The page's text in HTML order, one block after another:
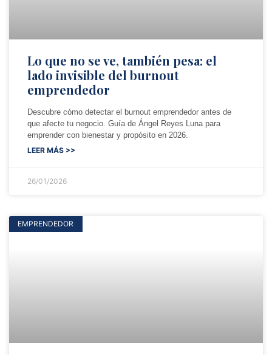
Lo que no se ve, también pesa: el
lado invisible del burnout
emprendedor
Descubre cómo detectar el burnout emprendedor antes de
que afecte tu negocio. Guía de Ángel Reyes Luna para
emprender con bienestar y propósito en 2026.
LEER MÁS >>
26/01/2026
EMPRENDEDOR